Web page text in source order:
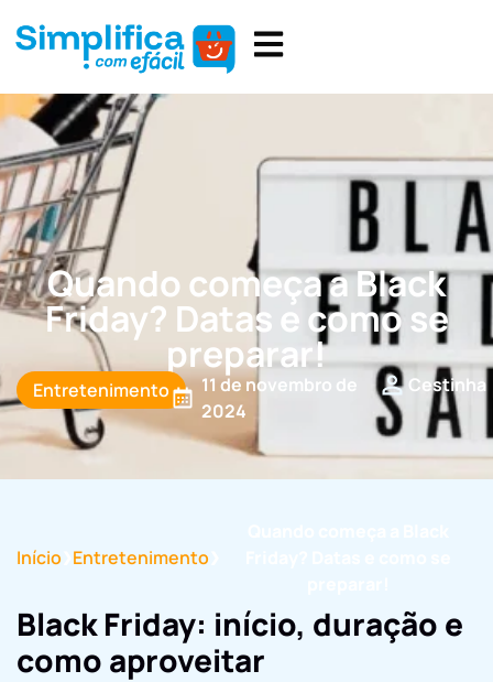
Quando começa a Black
Friday? Datas e como se
preparar!
Entretenimento
11 de novembro de
2024
Cestinha
Início Entretenimento
Black Friday: início, duração e
como aproveitar